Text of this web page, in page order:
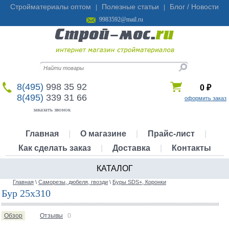
Стройматериалы оптом Полезные статьи Блог / Новости
9983592@mail.ru
8(495) 998 35 92
8(495) 339 31 66
заказать звонок
0 ₽
оформить заказ
Главная О магазине Прайс-лист
Как сделать заказ
Доставка Контакты
КАТАЛОГ
Главная \ Саморезы, дюбеля, гвозди \ Буры SDS+, Коронки
Бур 25х310
Обзор Отзывы 0